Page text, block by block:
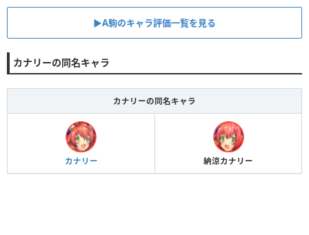
▶︎A駒のキャラ評価一覧を見る
カナリーの同名キャラ
カナリーの同名キャラ
カナリー 納涼カナリー